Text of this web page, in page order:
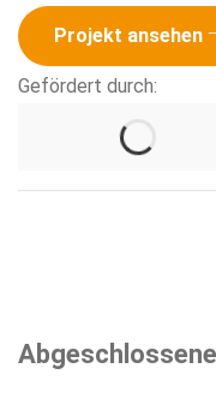
Projekt ansehen
Gefördert durch: